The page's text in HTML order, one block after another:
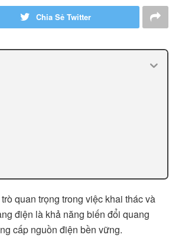
Chia Sẻ Twitter
quan trọng trong việc khai thác và
điện là khả năng biến đổi quang
cấp nguồn điện bền vững.